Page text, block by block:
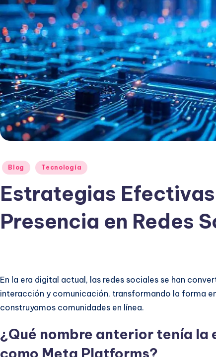
Publicado
Blog Tecnología
Estrategias
Presencia en Redes
En la era digital actual, las redes sociales se han
interacción y comunicación, transformando la forma
construyamos comunidades en línea.
¿Qué nombre anterior tenía la
como Meta Platforms?